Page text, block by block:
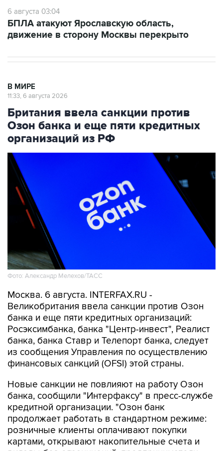
6 августа 03:04
БПЛА атакуют Ярославскую область,
движение в сторону Москвы перекрыто
В МИРЕ
11:33, 6 августа 2026
Британия ввела санкции против
Озон банка и еще пяти кредитных
организаций из РФ
Фото: Александр Мелехов/ТАСС
Москва. 6 августа. INTERFAX.RU -
Великобритания ввела санкции против Озон
банка и еще пяти кредитных организаций:
Росэксимбанка, банка "Центр-инвест", Реалист
банка, банка Ставр и Телепорт банка, следует
из сообщения Управления по осуществлению
финансовых санкций (OFSI) этой страны.
Новые санкции не повлияют на работу Озон
банка, сообщили "Интерфаксу" в пресс-службе
кредитной организации. "Озон банк
продолжает работать в стандартном режиме:
розничные клиенты оплачивают покупки
картами, открывают накопительные счета и